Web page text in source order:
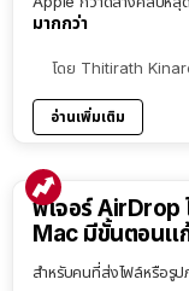
มากกว่า
โดย Thitirath
อ่านเพิ่มเติม
ฟีเจอร์ AirDrop
Mac มีขั้นตอนแก้
สำหรับคนที่ส่งไฟล์หรือรู